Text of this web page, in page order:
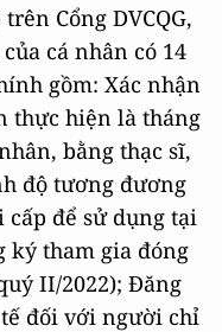
Cổng DVCQG,
cá nhân có 14
gồm: Xác nhận
thực hiện là tháng
bằng thạc sĩ,
độ tương đương
cấp để sử dụng tại
ký tham gia đóng
II/2022); Đăng
đối với người chỉ